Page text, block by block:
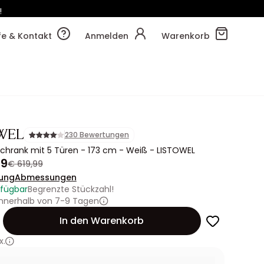
& Kontakt
Anmelden Warenkorb
230 Bewertungen
mit 5 Türen - 173 cm - Weiß - LISTOWEL
€ 619,99
Abmessungen
Begrenzte Stückzahl!
von 7-9 Tagen
In den Warenkorb